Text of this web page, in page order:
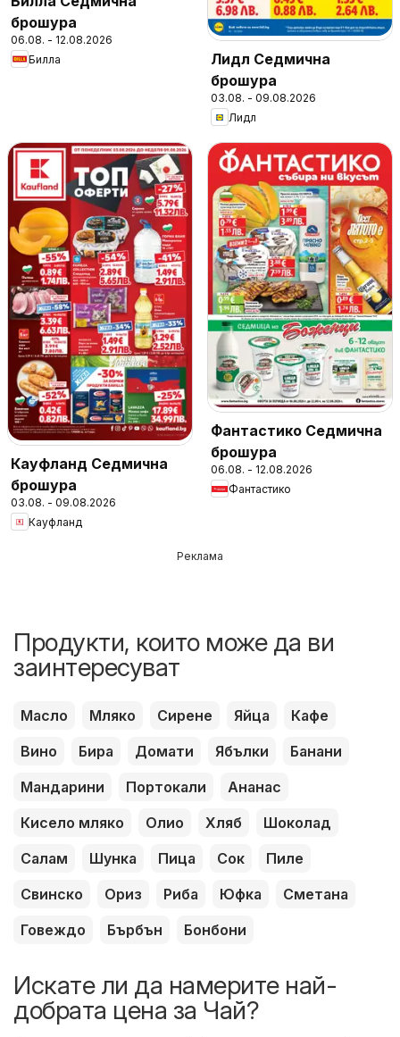
брошура
06.08. - 12.08.2026
Билла
Лидл Седмична
брошура
03.08. - 09.08.2026
Лидл
Кауфланд Седмична
брошура
03.08. - 09.08.2026
Кауфланд
Фантастико Седмична
брошура
06.08. - 12.08.2026
Фантастико
Реклама
Продукти, които може да ви
заинтересуват
Масло Мляко Сирене Яйца
Кафе
Вино
Бира Домати Ябълки
Банани
Мандарини
Портокали
Ананас
Кисело мляко
Олио Хляб
Шоколад
Салам
Шунка Пица Сок
Пиле
Свинско
Ориз Риба Юфка
Сметана
Говеждо
Бърбън Бонбони
Искате ли да намерите най-
добрата цена за Чай?